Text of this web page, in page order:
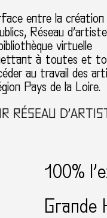
entre la
Réseau
virtuelle
à toutes et
au travail des
Pays de la Loire.
100%
Grande